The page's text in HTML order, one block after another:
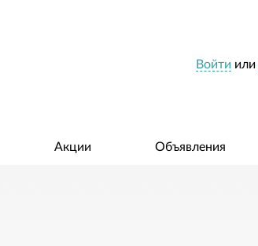
Войти или
Акции Объявления